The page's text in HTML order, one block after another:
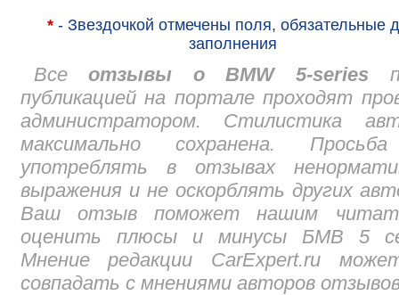
*- Звездочкой отмечены поля, обязательные
заполнения
Всеотзывы о BMW 5-series
публикацией на портале проходят
администратором. Стилистика
максимально сохранена.
употреблять в отзывах
выражения и не оскорблять других
Ваш отзыв поможет нашим
оценить плюсы и минусы БМВ 5
Мнение редакции CarExpert.ru
совпадать с мнениями авторов